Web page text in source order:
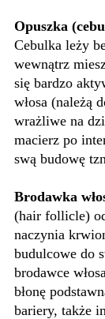
Opuszka
Cebulka leży
wewnątrz
się bardzo
włosa (należą
wrażliwe na
macierz po
swą budowę
Brodawka
(hair follicle)
naczynia
budulcowe do
brodawce
błonę
bariery, także